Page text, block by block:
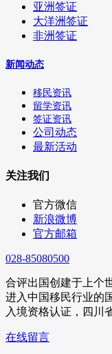
亚洲签证
大洋洲签证
非洲签证
新闻动态
移民资讯
留学资讯
签证资讯
公司动态
最新活动
关注我们
官方微信
新浪微博
官方邮箱
028-85080500
合评出国创建于上个
进入中国移民行业的
入境资格认证，四川
在线留言